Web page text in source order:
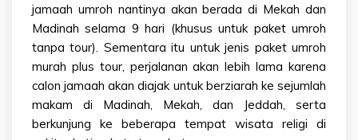
jamaah umroh nantinya akan berada di Mekah dan
Madinah selama 9 hari (khusus untuk paket umroh
tanpa tour). Sementara itu untuk jenis paket umroh
murah plus tour, perjalanan akan lebih lama karena
calon jamaah akan diajak untuk berziarah ke sejumlah
makam di Madinah, Mekah, dan Jeddah, serta
berkunjung ke beberapa tempat wisata religi di